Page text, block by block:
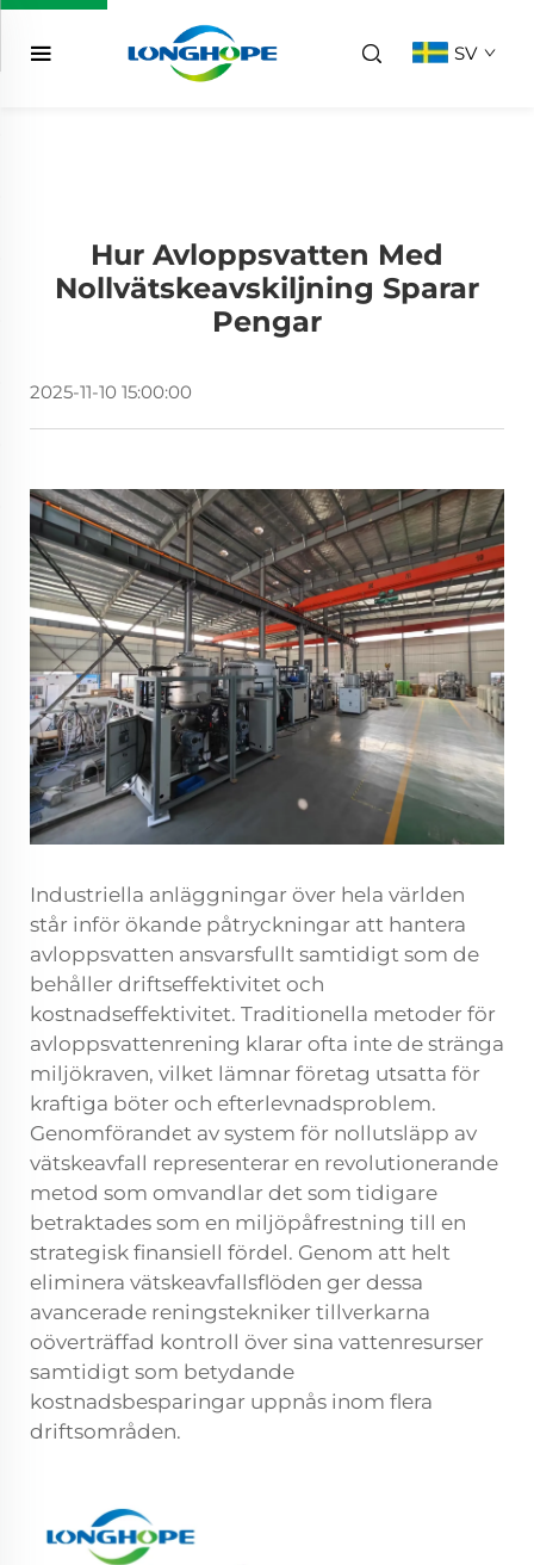
SV
Hur Avloppsvatten Med
Nollvätskeavskiljning Sparar
Pengar
2025-11-10 15:00:00
Industriella anläggningar över hela världen
står inför ökande påtryckningar att hantera
avloppsvatten ansvarsfullt samtidigt som de
behåller driftseffektivitet och
kostnadseffektivitet. Traditionella metoder för
avloppsvattenrening klarar ofta inte de stränga
miljökraven, vilket lämnar företag utsatta för
kraftiga böter och efterlevnadsproblem.
Genomförandet av system för nollutsläpp av
vätskeavfall representerar en revolutionerande
metod som omvandlar det som tidigare
betraktades som en miljöpåfrestning till en
strategisk finansiell fördel. Genom att helt
eliminera vätskeavfallsflöden ger dessa
avancerade reningstekniker tillverkarna
oöverträffad kontroll över sina vattenresurser
samtidigt som betydande
kostnadsbesparingar uppnås inom flera
driftsområden.